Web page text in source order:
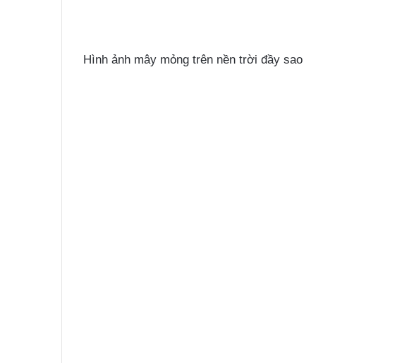
Hình ảnh mây mỏng trên nền trời đầy sao